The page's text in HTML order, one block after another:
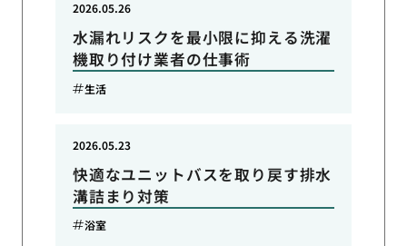
水漏れリスクを最小限に抑える洗濯
機取り付け業者の仕事術
2026.05.26
生活
快適なユニットバスを取り戻す排水
溝詰まり対策
2026.05.23
浴室